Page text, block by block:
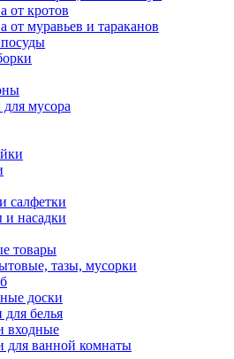
от кротов
от муравьев и тараканов
для мусора
салфетки
насадки
товары
тазы, мусорки
доски
для белья
входные
для ванной комнаты